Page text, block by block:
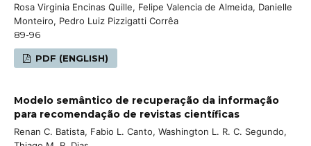
Rosa Virginia Encinas Quille, Felipe Valencia de Almeida, Danielle
Monteiro, Pedro Luiz Pizzigatti Corrêa
89-96
PDF (ENGLISH)
Modelo semântico de recuperação da informação
para recomendação de revistas científicas
Renan C. Batista, Fabio L. Canto, Washington L. R. C. Segundo,